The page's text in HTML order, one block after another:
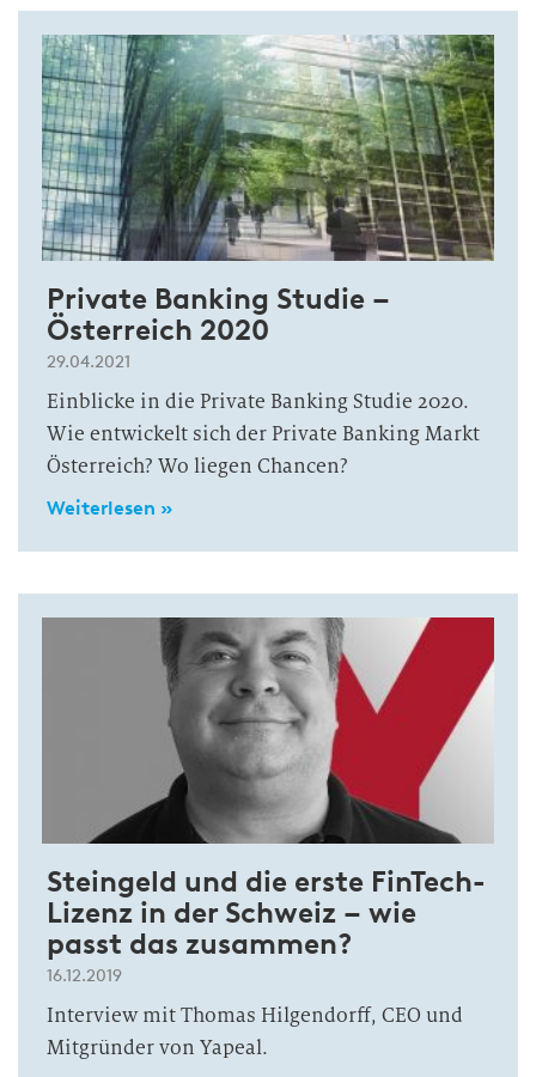
Private Banking Studie –
Österreich 2020
29.04.2021
Einblicke in die Private Banking Studie 2020.
Wie entwickelt sich der Private Banking Markt
Österreich? Wo liegen Chancen?
Weiterlesen »
Steingeld und die erste FinTech-
Lizenz in der Schweiz – wie
passt das zusammen?
16.12.2019
Interview mit Thomas Hilgendorff, CEO und
Mitgründer von Yapeal.